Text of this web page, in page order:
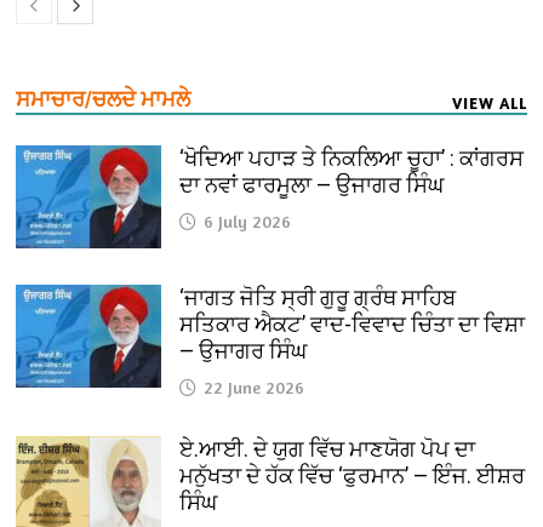
ਸਮਾਚਾਰ/ਚਲਦੇ ਮਾਮਲੇ VIEW ALL
‘ਖੋਦਿਆ ਪਹਾੜ ਤੇ ਨਿਕਲਿਆ ਚੂਹਾ’ : ਕਾਂਗਰਸ
ਦਾ ਨਵਾਂ ਫਾਰਮੂਲਾ — ਉਜਾਗਰ ਸਿੰਘ
6 July 2026
‘ਜਾਗਤ ਜੋਤਿ ਸ੍ਰੀ ਗੁਰੂ ਗ੍ਰੰਥ ਸਾਹਿਬ
ਸਤਿਕਾਰ ਐਕਟ’ ਵਾਦ-ਵਿਵਾਦ ਚਿੰਤਾ ਦਾ ਵਿਸ਼ਾ
— ਉਜਾਗਰ ਸਿੰਘ
22 June 2026
ਏ.ਆਈ. ਦੇ ਯੁਗ ਵਿੱਚ ਮਾਣਯੋਗ ਪੋਪ ਦਾ
ਮਨੁੱਖਤਾ ਦੇ ਹੱਕ ਵਿੱਚ ‘ਫੁਰਮਾਨ’ — ਇੰਜ. ਈਸ਼ਰ
ਸਿੰਘ